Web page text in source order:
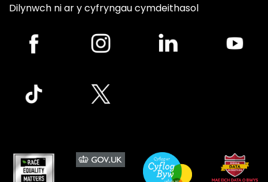
Dilynwch ni ar y cyfryngau cymdeithasol